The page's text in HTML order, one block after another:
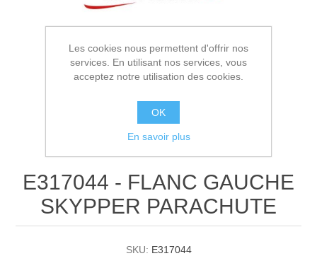
E317044 - FLANC GAUCHE
SKYPPER PARACHUTE
SKU: E317044
Les cookies nous permettent d'offrir nos
services. En utilisant nos services, vous
acceptez notre utilisation des cookies.
OK
En savoir plus